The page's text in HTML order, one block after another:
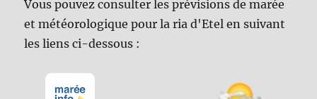
Vous pouvez consulter les prévisions de marée
et météorologique pour la ria d'Etel en suivant
les liens ci-dessous :